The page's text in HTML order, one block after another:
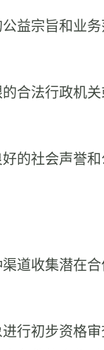
益宗旨和业
合法行政机
的社会声誉
道收集潜在
行初步资格